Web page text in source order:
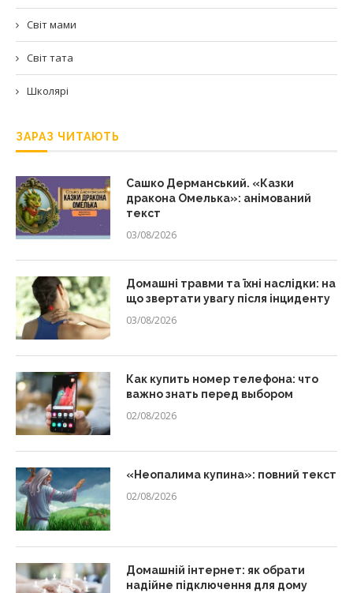
Світ мами
Світ тата
Школярі
ЗАРАЗ ЧИТАЮТЬ
Сашко Дерманський. «Казки
дракона Омелька»: анімований
текст
03/08/2026
Домашні травми та їхні наслідки: на
що звертати увагу після інциденту
03/08/2026
Как купить номер телефона: что
важно знать перед выбором
02/08/2026
«Неопалима купина»: повний текст
02/08/2026
Домашній інтернет: як обрати
надійне підключення для дому